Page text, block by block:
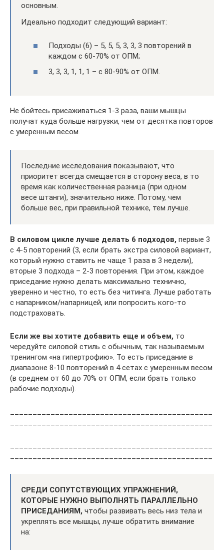
основным.
Идеально подходит следующий вариант:
Подходы (6) – 5, 5, 5, 3, 3, 3 повторений в
каждом с 60-70% от ОПМ;
3, 3, 3, 1, 1, 1 – с 80-90% от ОПМ.
Не бойтесь присаживаться 1-3 раза, ваши мышцы
получат куда больше нагрузки, чем от десятка повторов
с умеренным весом.
Последние исследования показывают, что
приоритет всегда смещается в сторону веса, в то
время как количественная разница (при одном
весе штанги), значительно ниже. Потому, чем
больше вес, при правильной технике, тем лучше.
В силовом цикле лучше делать 6 подходов, первые 3
с 4-5 повторений (3, если брать экстра силовой вариант,
который нужно ставить не чаще 1 раза в 3 недели),
вторые 3 подхода – 2-3 повторения. При этом, каждое
приседание нужно делать максимально технично,
уверенно и честно, то есть без читинга. Лучше работать
с напарником/напарницей, или попросить кого-то
подстраховать.
Если же вы хотите добавить еще и объем, то
чередуйте силовой стиль с обычным, так называемым
тренингом «на гипертрофию». То есть приседание в
диапазоне 8-10 повторений в 4 сетах с умеренным весом
(в среднем от 60 до 70% от ОПМ, если брать только
рабочие подходы).
СРЕДИ СОПУТСТВУЮЩИХ УПРАЖНЕНИЙ,
КОТОРЫЕ НУЖНО ВЫПОЛНЯТЬ ПАРАЛЛЕЛЬНО
ПРИСЕДАНИЯМ, чтобы развивать весь низ тела и
укреплять все мышцы, лучше обратить внимание
на: